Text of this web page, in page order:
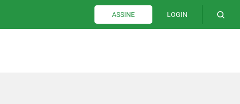
ASSINE LOGIN